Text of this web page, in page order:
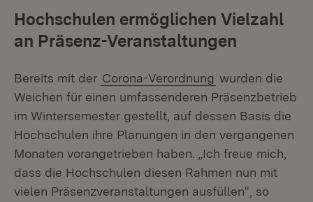
Hochschulen ermöglichen Vielzahl
an Präsenz-Veranstaltungen
Bereits mit der Corona-Verordnung wurden die
Weichen für einen umfassenderen Präsenzbetrieb
im Wintersemester gestellt, auf dessen Basis die
Hochschulen ihre Planun­gen in den vergangenen
Monaten vorangetrieben haben. „Ich freue mich,
dass die Hochschulen diesen Rahmen nun mit
vielen Präsenzveranstaltungen aus­füllen“, so